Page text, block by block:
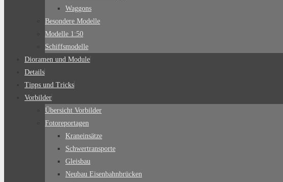
Waggons
Besondere Modelle
Modelle 1:50
Schiffsmodelle
Dioramen und Module
Details
Tipps und Tricks
Vorbilder
Übersicht Vorbilder
Fotoreportagen
Kraneinsätze
Schwertransporte
Gleisbau
Neubau Eisenbahnbrücken